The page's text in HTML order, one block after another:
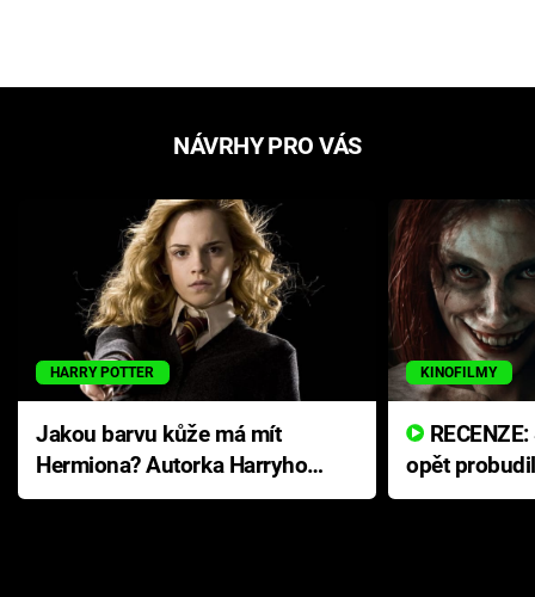
NÁVRHY PRO VÁS
HARRY POTTER
Jakou barvu kůže má mít
Hermiona? Autorka Harryho
Pottera přišla s ráznou
KINOFILMY
opět
přichází s